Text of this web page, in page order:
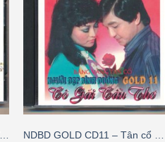
NDBD GOLD CD11 – Tân cổ Cô